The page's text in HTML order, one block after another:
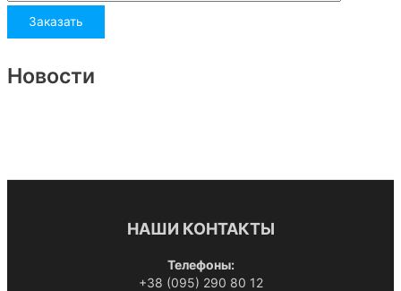
Новости
НАШИ КОНТАКТЫ
Телефоны:
+38 (095) 290 80 12